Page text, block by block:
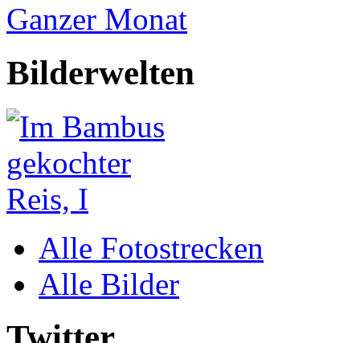
Ganzer Monat
Bilderwelten
Alle Fotostrecken
Alle Bilder